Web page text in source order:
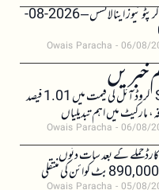
ڈیلی کرپٹو نیوز اینالائسس – 2026-08-
Owais Paracha 06/08/
خبریں SC کروڈ آئل کی قیمت میں 1.01 فیصد
مارکیٹ میں اہم تبدیلیاں
Owais Paracha 06/08/
حملے کے بعد سات دنوں